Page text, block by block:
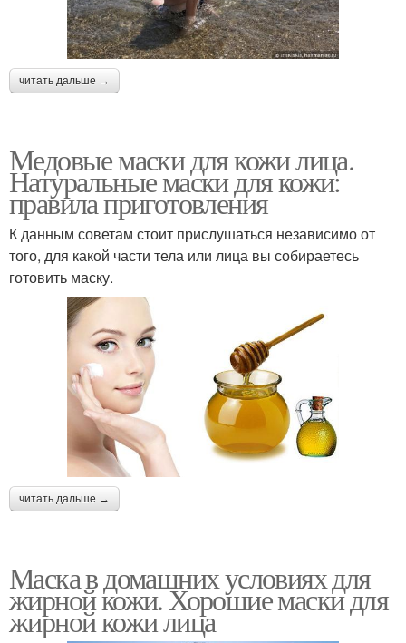
читать дальше →
Медовые маски для кожи лица.
Натуральные маски для кожи:
правила приготовления
К данным советам стоит прислушаться независимо от
того, для какой части тела или лица вы собираетесь
готовить маску.
читать дальше →
Маска в домашних условиях для
жирной кожи. Хорошие маски для
жирной кожи лица